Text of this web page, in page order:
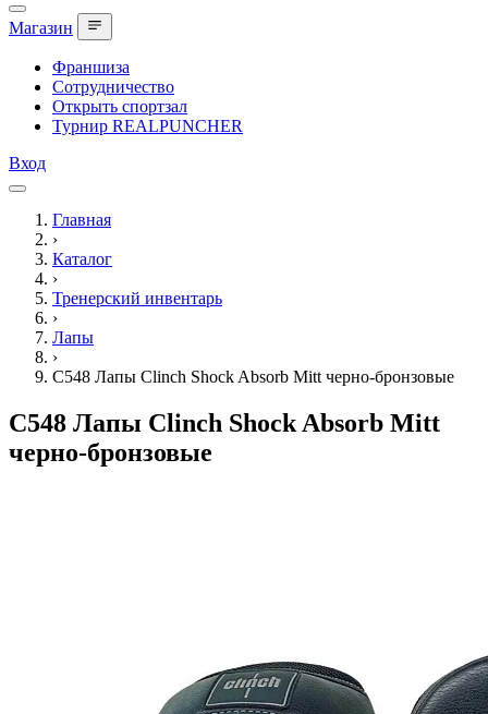
Магазин
Франшиза
Сотрудничество
Открыть спортзал
Турнир REALPUNCHER
Вход
Главная
›
Каталог
›
Тренерский инвентарь
›
Лапы
›
C548 Лапы Clinch Shock Absorb Mitt черно-бронзовые
C548 Лапы Clinch Shock Absorb Mitt
черно-бронзовые